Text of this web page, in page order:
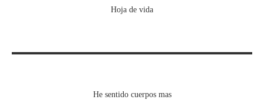
Hoja de vida
He sentido cuerpos mas